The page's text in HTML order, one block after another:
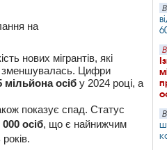
на
нових мігрантів, які
зменшувалась. Цифри
мільйона осіб у 2024 році, а
показує спад. Статус
000 осіб, що є найнижчим